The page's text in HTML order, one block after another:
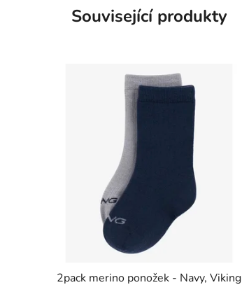
Související produkty
2pack merino ponožek - Navy, Viking